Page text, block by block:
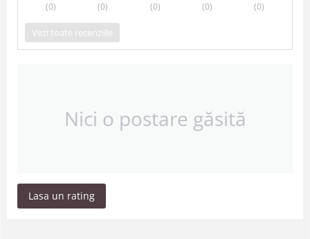
(0) (0) (0) (0) (0)
Vezi toate recenziile
Nici o postare găsită
Lasa un rating